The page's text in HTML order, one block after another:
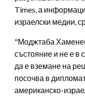
Times, а
израелски медии,
"Моджтаба
състояние и не е в
да е вземане на
посочва в
американско-